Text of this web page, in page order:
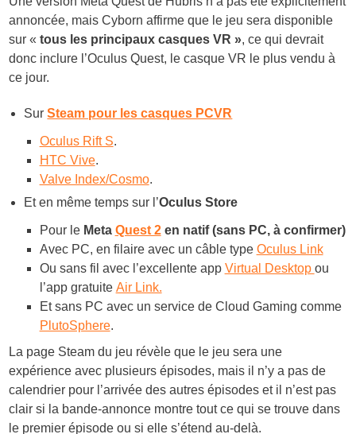
annoncée, mais Cyborn affirme que le jeu sera disponible
sur «tous les principaux casques VR », ce qui devrait
donc inclure l’Oculus Quest, le casque VR le plus vendu à
ce jour.
Sur Steam pour les casques PCVR
Oculus Rift S.
HTC Vive.
Valve Index/Cosmo.
Et en même temps sur l’Oculus Store
Pour leMeta Quest 2en natif (sans PC, à confirmer)
Avec PC, en filaire avec un câble type Oculus Link
Ou sans fil avec l’excellente app Virtual Desktop ou
l’app gratuite Air Link.
Et sans PC avec un service de Cloud Gaming comme
PlutoSphere.
La page Steam du jeu révèle que le jeu sera une
expérience avec plusieurs épisodes, mais il n’y a pas de
calendrier pour l’arrivée des autres épisodes et il n’est pas
clair si la bande-annonce montre tout ce qui se trouve dans
le premier épisode ou si elle s’étend au-delà.